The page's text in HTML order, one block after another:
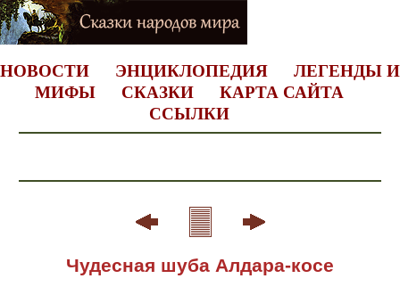
НОВОСТИ ЭНЦИКЛОПЕДИЯ
ЛЕГЕНДЫ И
МИФЫ
СКАЗКИ
КАРТА САЙТА
ССЫЛКИ
Чудесная шуба Алдара-косе